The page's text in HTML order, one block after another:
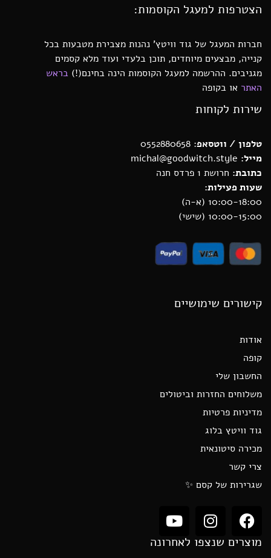
הצטרפות למעגל הקוסמות:
חברות המעגל של גוד וויטץ’ נהנות מצבירת מטבעות בכל
קנייה, מבצעים מיוחדים, תוכן בלעדי ועוד מלא קסמים
מגניבים. ההרשמה למעגל הקוסמות הינה בחינם(!) בראש
האתר או בקופה
שירות לקוחות
טלפון / ווטסאפ: 0552880658
מייל:
כתובת: חרושת 1 פרדס חנה
שעות פעילות:
10:00-18:00 (א-ה)
10:00-15:00 (שישי)
קישורים שימושיים
אודות
קופה
החשבון שלי
משלוחים החזרות וביטולים
מדיניות פרטיות
גוד וויטץ בלוג
מכירה סיטונאית
צרי קשר
שגרירות של קסם ✨
מוצרים שנצפו לאחרונה